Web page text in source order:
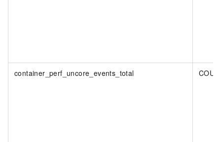
container_perf_uncore_events_total